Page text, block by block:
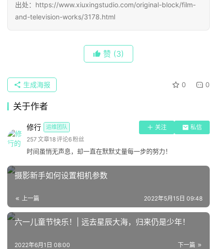
页
article
创
区
科
知
识
投稿
出处：https://www.xiuxingstudio.com/original-block/film-
and-television-works/3178.html
赞 (3)
0 0
生成海报
关于作者
修行 运维团队 关注
私信
257 文章18评论6粉丝
时间虽悄无声息，却一直在默默丈量每一步的努力！
摄影新手如何设置相机参数
上一篇 2022年5月15日 09:48
六一儿童节快乐！| 远去星辰大海，归来仍是少年！
下一篇
2022年6月1日 08:00